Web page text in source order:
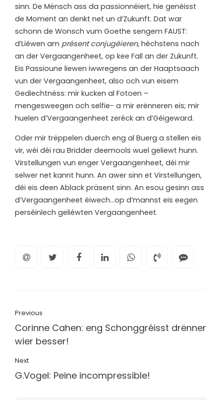
sinn. De Mënsch ass da passionnéiert, hie genéisst
de Moment an denkt net un d’Zukunft. Dat war
schonn de Wonsch vum Goethe sengem FAUST:
d’Liéwen am présent conjugéieren, héchstens nach
an der Vergaangenheet, op kee Fall an der Zukunft.
Eis Passioune liewen iwwregens an der Haaptsaach
vun der Vergaangenheet, also och vun eisem
Gediechtnëss: mir kucken al Fotoen –
mengesweegen och selfie- a mir erënneren eis; mir
huelen d’Vergaangenheet zeréck an d’Géigeward.
Oder mir trëppelen duerch eng al Buerg a stellen eis
vir, wéi déi rau Bridder deemools wuel geliewt hunn.
Virstellungen vun enger Vergaangenheet, déi mir
selwer net kannt hunn. An awer sinn et Virstellungen,
déi eis deen Ablack präsent sinn. An esou gesinn ass
d’Vergaangenheet éiwech…op d’mannst eis eegen
perséinlech geliéwten Vergaangenheet.
Previous
Corinne Cahen: eng Schonggréisst drënner
wier besser!
Next
G.Vogel: Peine incompressible!